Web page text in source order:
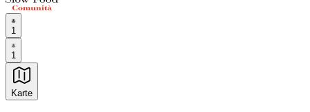
1
1
Karte